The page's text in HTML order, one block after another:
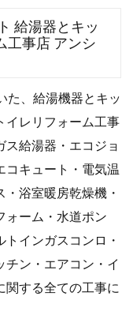
給湯器とキッ
工事店 アンシ
た、給湯機器とキッ
イレリフォーム工事
給湯器・エコジョ
コキュート・電気温
浴室暖房乾燥機・
ォーム・水道ポン
インガスコンロ・
ン・エアコン・イ
関する全ての工事に